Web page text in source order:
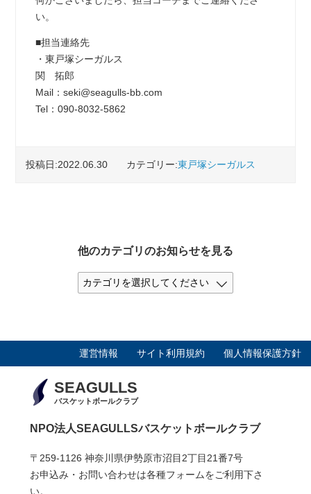
い。
■担当連絡先
・東戸塚シーガルス
関 拓郎
Mail：seki@seagulls-bb.com
Tel：090-8032-5862
投稿日:2022.06.30 カテゴリー:東戸塚シーガルス
他のカテゴリのお知らせを見る
運営情報 サイト利用規約 個人情報保護方針
SEAGULLS
バスケットボールクラブ
NPO法人SEAGULLSバスケットボールクラブ
〒259-1126 神奈川県伊勢原市沼目2丁目21番7号
お申込み・お問い合わせは各種フォームをご利用下さ
い。